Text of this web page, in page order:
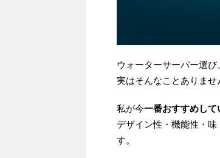
ウォーターサーバー選
実はそんなことありませ
私が今一番おすすめして
デザイン性・機能性・
す。